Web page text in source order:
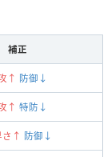
補正
↑ 防御↓
↑ 特防↓
さ↑ 防御↓